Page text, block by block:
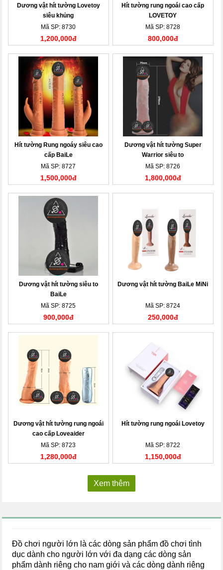
Dương vật hít tường Lovetoy
siêu khủng
Mã SP: 8730
1,200,000đ
Hít tường rung ngoái cao cấp
LOVETOY
Mã SP: 8728
800,000đ
Hít tường Rung ngoáy siêu cao
cấp BaiLe
Mã SP: 8727
1,500,000đ
Dương vật hít tường Super
Warrior siêu to
Mã SP: 8726
1,800,000đ
Dương vật hít tường siêu to
BaiLe
Mã SP: 8725
900,000đ
Dương vật hít tường BaiLe MiNi
Mã SP: 8724
250,000đ
Dương vật hít tường rung ngoái
cao cấp Loveaider
Mã SP: 8723
1,280,000đ
Hít tường rung ngoái Lovetoy
Mã SP: 8722
1,150,000đ
Xem thêm
Đồ chơi người lớn là các dòng sản phẩm đồ chơi tình
dục dành cho người lớn với đa dạng các dòng sản
phẩm dành riêng cho nam giới và các dòng dành riêng